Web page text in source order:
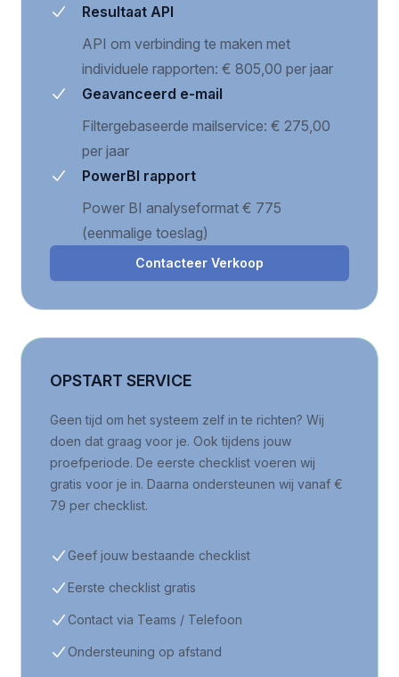
Resultaat API
API om verbinding te maken met
individuele rapporten: € 805,00 per jaar
Geavanceerd e-mail
Filtergebaseerde mailservice: € 275,00
per jaar
PowerBI rapport
Power BI analyseformat € 775
(eenmalige toeslag)
Contacteer Verkoop
OPSTART SERVICE
Geen tijd om het systeem zelf in te richten? Wij
doen dat graag voor je. Ook tijdens jouw
proefperiode. De eerste checklist voeren wij
gratis voor je in. Daarna ondersteunen wij vanaf €
79 per checklist.
Geef jouw bestaande checklist
Eerste checklist gratis
Contact via Teams / Telefoon
Ondersteuning op afstand